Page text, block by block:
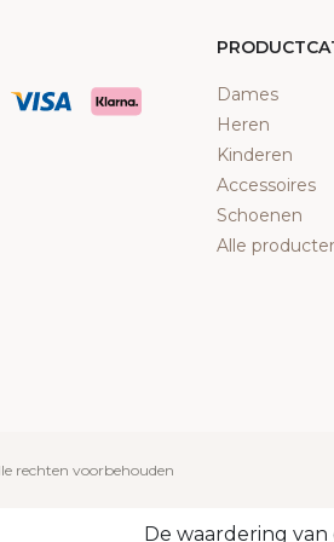
Dames
Heren
Kinderen
Accessoires
Schoenen
Alle
rechten voorbehouden
De waardering